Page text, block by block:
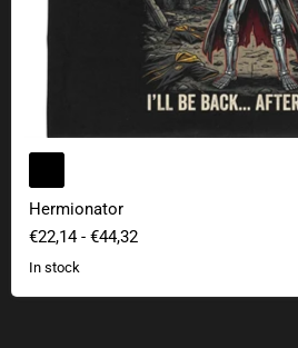
Hermionator
€22,14- €44,32
In stock